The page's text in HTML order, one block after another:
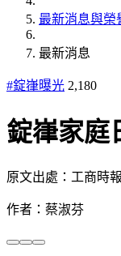
最新消息與榮
最新消息
#錠嵂曝光 2,180
錠嵂家庭
原文出處：工商時報
作者：蔡淑芬